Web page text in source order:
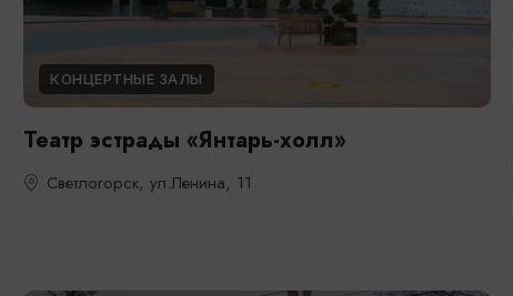
КОНЦЕРТНЫЕ ЗАЛЫ
Театр эстрады «Янтарь-холл»
Светлогорск, ул.Ленина, 11